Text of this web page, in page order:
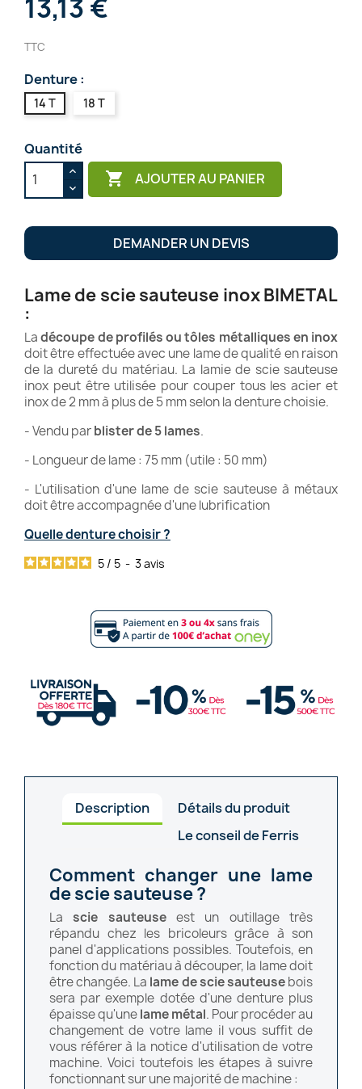
13,13 €
TTC
Denture :
14 T 18 T
Quantité
 AJOUTER AU PANIER
DEMANDER UN DEVIS
Lame de scie sauteuse inox BIMETAL
:
Ladécoupe de profilés ou tôles métalliques en inox
doit être effectuée avec une lame de qualité en raison
de la dureté du matériau. La lamie de scie sauteuse
inox peut être utilisée pour couper tous les acier et
inox de 2 mm à plus de 5 mm selon la denture choisie.
- Vendu parblister de 5 lames.
- Longueur de lame : 75 mm (utile : 50 mm)
- L'utilisation d'une lame de scie sauteuse à métaux
doit être accompagnée d'une lubrification
Quelle denture choisir ?
5 / 5 - 3avis
Description
Détails du produit
Le conseil de Ferris
Comment changer une lame
de scie sauteuse ?
Lascie sauteuseest un outillage très
répandu chez les bricoleurs grâce à son
panel d'applications possibles. Toutefois, en
fonction du matériau à découper, la lame doit
être changée. La lame de scie sauteusebois
sera par exemple dotée d'une denture plus
épaisse qu'unelame métal. Pour procéder au
changement de votre lame il vous suffit de
vous référer à la notice d'utilisation de votre
machine. Voici toutefois les étapes à suivre
fonctionnant sur une majorité de machine :